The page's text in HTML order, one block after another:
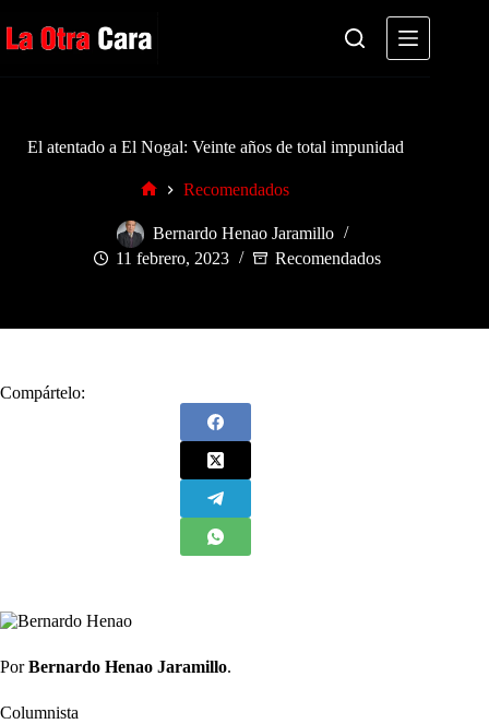
al
contenido
El atentado a El Nogal: Veinte años de total impunidad
Recomendados
Bernardo Henao Jaramillo
11 febrero, 2023
Recomendados
Compártelo:
PorBernardo Henao Jaramillo.
Columnista